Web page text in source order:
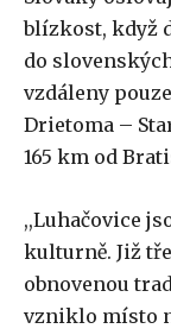
blízkost, když
do
vzdáleny
Drietoma –
165 km od
,,Luhačovice
kulturně. Již
obnovenou
vzniklo místo